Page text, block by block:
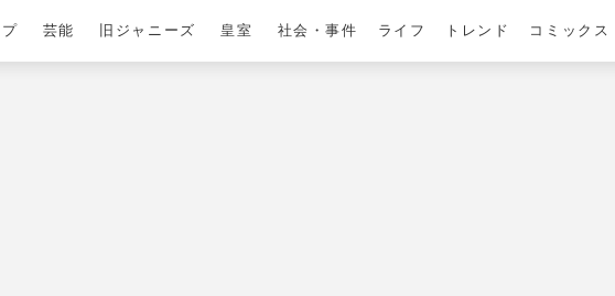
プ 芸能 旧ジャニーズ 皇室 社会・事件 ライフ トレンド コミックス